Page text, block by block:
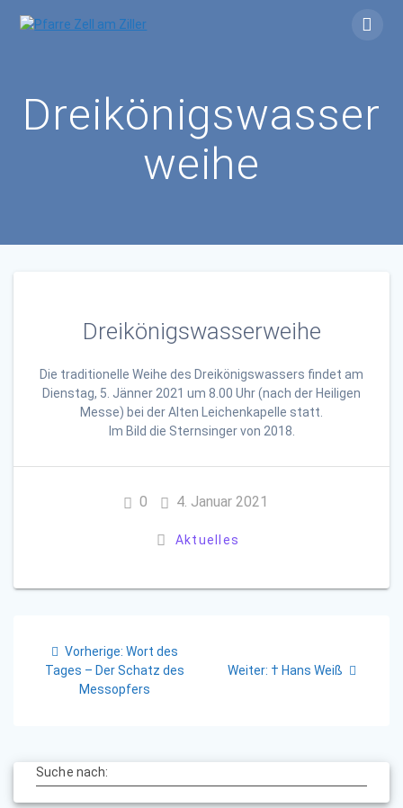
Dreikönigswasser
weihe
Dreikönigswasserweihe
Die traditionelle Weihe des Dreikönigswassers findet am
Dienstag, 5. Jänner 2021 um 8.00 Uhr (nach der Heiligen
Messe) bei der Alten Leichenkapelle statt.
Im Bild die Sternsinger von 2018.
0 4. Januar 2021
Aktuelles
Vorherige: Vorheriger
Beitrag:
Wort des
Tages – Der Schatz des
Messopfers
Weiter: Nächster
† Hans Weiß
Suche nach: